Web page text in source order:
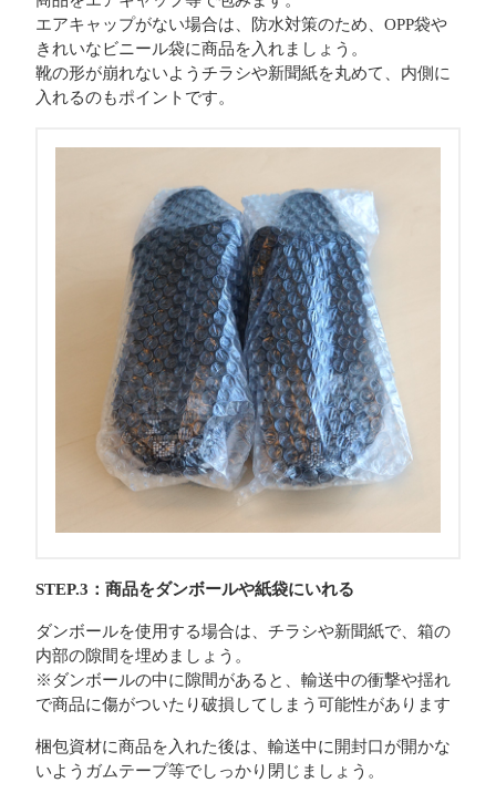
エアキャップがない場合は、防水対策のため、OPP袋や
きれいなビニール袋に商品を入れましょう。
靴の形が崩れないようチラシや新聞紙を丸めて、内側に
入れるのもポイントです。
STEP.3：商品をダンボールや紙袋にいれる
ダンボールを使用する場合は、チラシや新聞紙で、箱の
内部の隙間を埋めましょう。
※ダンボールの中に隙間があると、輸送中の衝撃や揺れ
で商品に傷がついたり破損してしまう可能性があります
梱包資材に商品を入れた後は、輸送中に開封口が開かな
いようガムテープ等でしっかり閉じましょう。